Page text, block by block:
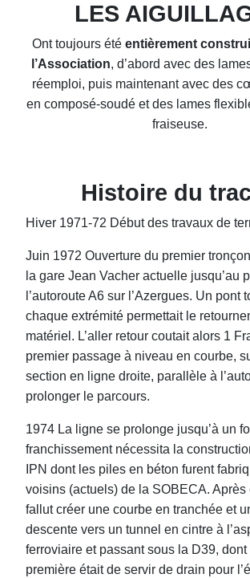
LES
Ont toujours été entièrement
l’Association, d’abord avec des
réemploi, puis maintenant avec des
en composé-soudé et des lames
fraiseuse.
Histoire du
Hiver 1971-72 Début des travaux de
Juin 1972 Ouverture du premier
la gare Jean Vacher actuelle jusqu’au
l’autoroute A6 sur l’Azergues. Un pont
chaque extrémité permettait le
matériel. L’aller retour coutait alors 1
premier passage à niveau en courbe,
section en ligne droite, parallèle à
prolonger le parcours.
1974 La ligne se prolonge jusqu’à un
franchissement nécessita la
IPN dont les piles en béton furent
voisins (actuels) de la SOBECA. Après
fallut créer une courbe en tranchée et
descente vers un tunnel en cintre à
ferroviaire et passant sous la D39,
première était de servir de drain pour